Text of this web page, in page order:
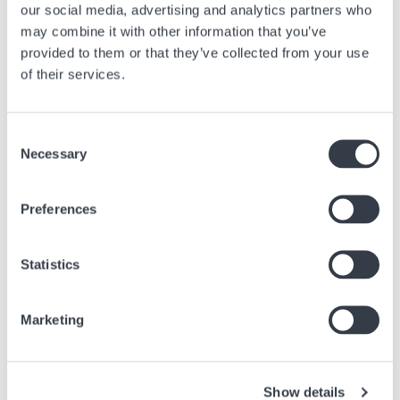
our social media, advertising and analytics partners who
may combine it with other information that you’ve
provided to them or that they’ve collected from your use
of their services.
Selection
Necessary
Preferences
Statistics
Marketing
Show details
Raffinesse, Nüchternheit und Eleganz sind die Kriterien, die es Ihnen
ermöglichen, Ihr zeitloses Stück zu finden, das sich von gewöhnlichen
Stück zu wählen, das zu Ihrer Persönlichkeit oder der des Beschenkten
passt. Etwas Schlichtes, das man zu allem und zu jedem Anlass tragen
Alles, was Sie über den Ursprung des
Nächster Artikel